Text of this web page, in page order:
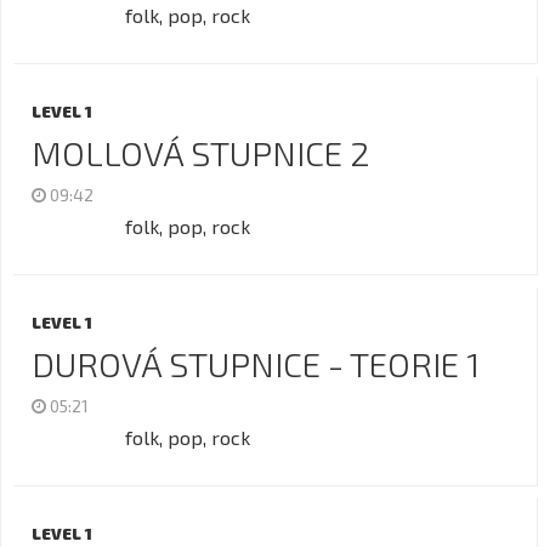
folk, pop, rock
LEVEL 1
MOLLOVÁ STUPNICE 2
09:42
folk, pop, rock
LEVEL 1
DUROVÁ STUPNICE - TEORIE 1
05:21
folk, pop, rock
LEVEL 1